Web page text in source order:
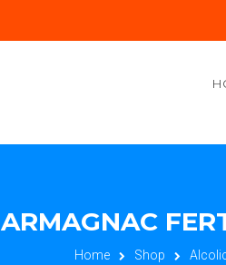
ARMAGNAC
Home Shop